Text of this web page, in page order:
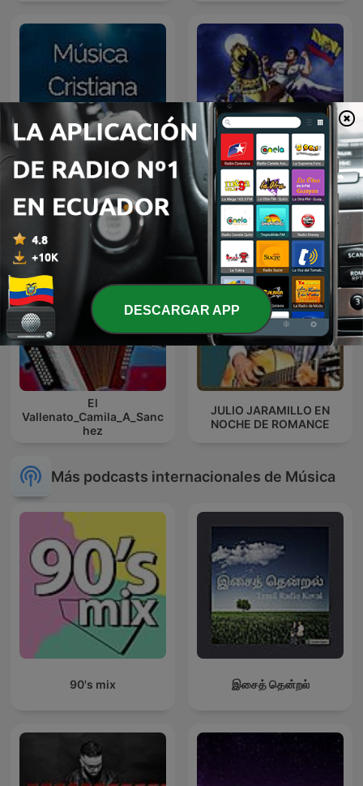
Música Cristiana
A Mi lindo Ecuador,
Sentimiento Riobambeño
El
Vallenato_Camila_A_Sanc
hez
JULIO JARAMILLO EN
NOCHE DE ROMANCE
Más podcasts internacionales de Música
90's mix இசைத் தென்றல்
DESCARGAR APP